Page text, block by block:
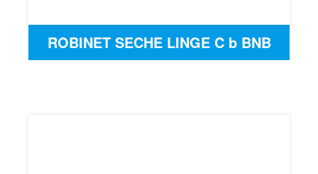
ROBINET SECHE LINGE C b BNB